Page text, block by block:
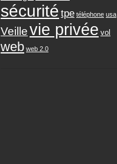
sécurité tpe téléphone usa
Veillevie privée vol
web web 2.0